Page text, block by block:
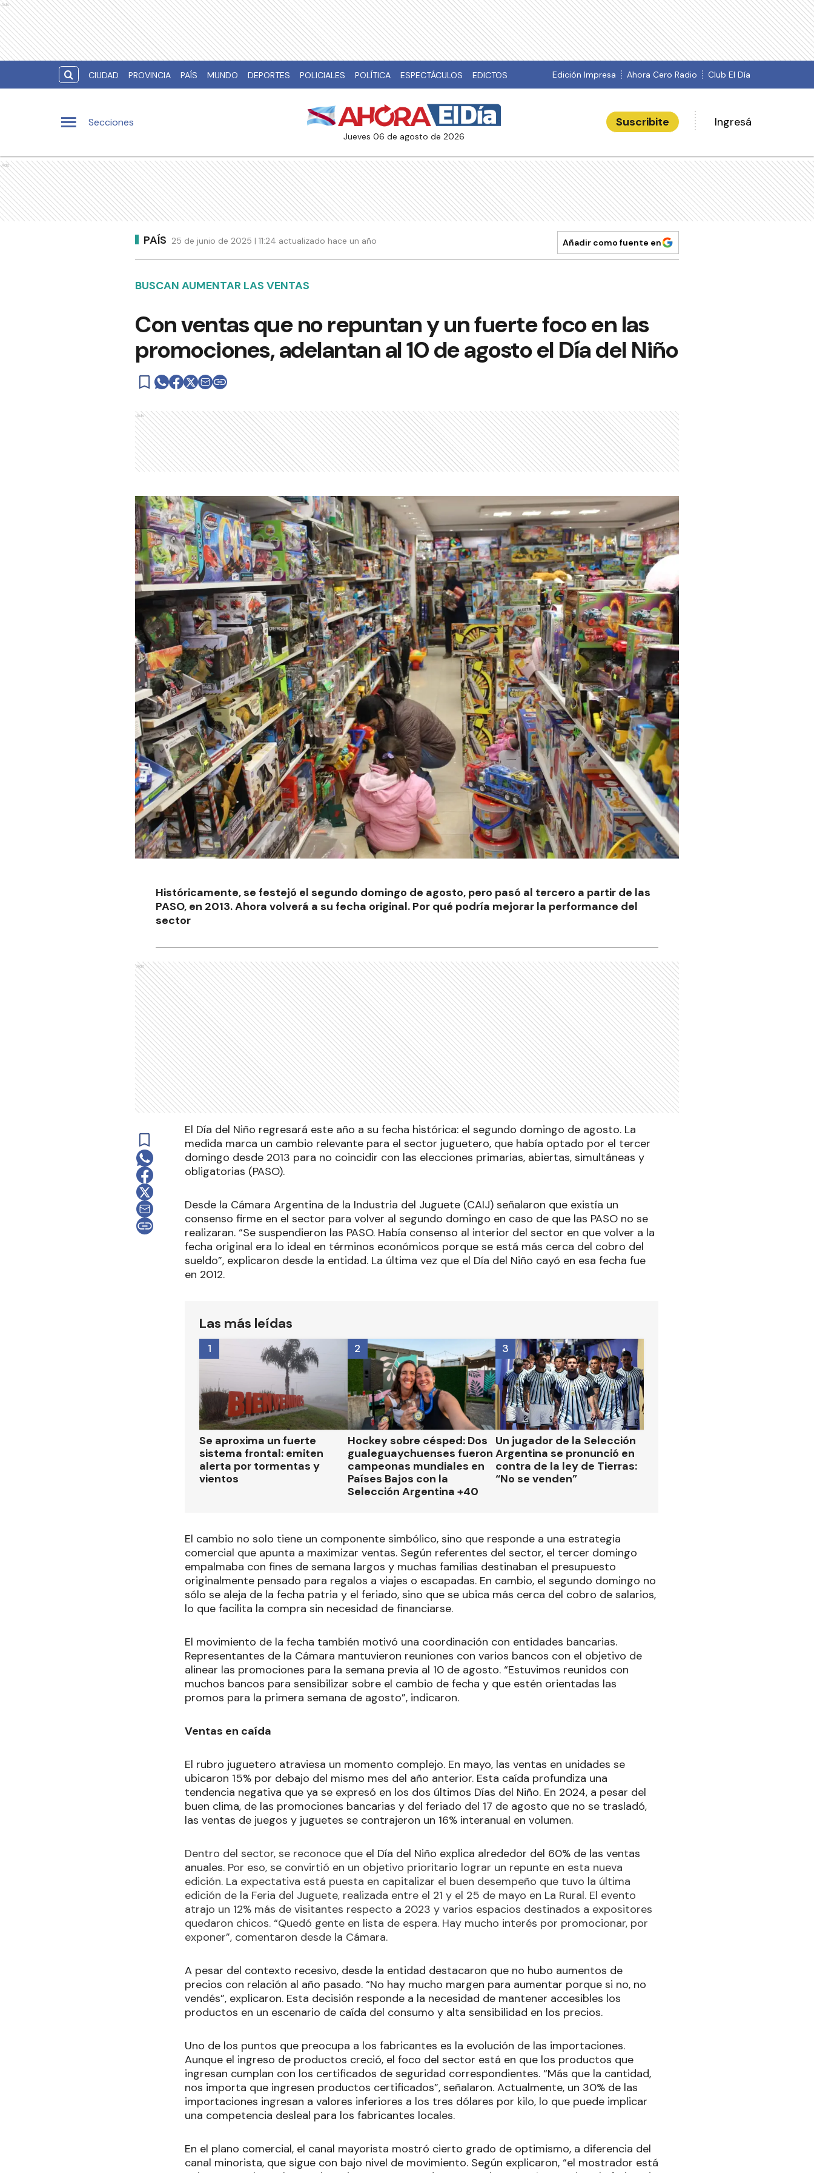
Ads
CIUDAD PROVINCIA PAÍS MUNDO DEPORTES POLICIALES POLÍTICA ESPECTÁCULOS EDICTOS Edición Impresa Ahora Cero Radio Club El Día
Secciones
jueves 06 de agosto de 2026
Suscribite Ingresá
Ads
PAÍS 25 de junio de 2025 | 11:24 actualizado hace un año Añadir como fuente en
BUSCAN AUMENTAR LAS VENTAS
Con ventas que no repuntan y un fuerte foco en las
promociones, adelantan al 10 de agosto el Día del Niño
Ads
Históricamente, se festejó el segundo domingo de agosto, pero pasó al tercero a partir de las
PASO, en 2013. Ahora volverá a su fecha original. Por qué podría mejorar la performance del
sector
Ads
El Día del Niño regresará este año a su fecha histórica: el segundo domingo de agosto. La
medida marca un cambio relevante para el sector juguetero, que había optado por el tercer
domingo desde 2013 para no coincidir con las elecciones primarias, abiertas, simultáneas y
obligatorias (PASO).
Desde la Cámara Argentina de la Industria del Juguete (CAIJ) señalaron que existía un
consenso firme en el sector para volver al segundo domingo en caso de que las PASO no se
realizaran. “Se suspendieron las PASO. Había consenso al interior del sector en que volver a la
fecha original era lo ideal en términos económicos porque se está más cerca del cobro del
sueldo”, explicaron desde la entidad. La última vez que el Día del Niño cayó en esa fecha fue
en 2012.
Las más leídas
Se aproxima un fuerte
sistema frontal: emiten
alerta por tormentas y
vientos
1
Hockey sobre césped: Dos
gualeguaychuenses fueron
campeonas mundiales en
Países Bajos con la
Selección Argentina +40
2
Un jugador de la Selección
Argentina se pronunció en
contra de la ley de Tierras:
“No se venden”
3
El cambio no solo tiene un componente simbólico, sino que responde a una estrategia
comercial que apunta a maximizar ventas. Según referentes del sector, el tercer domingo
empalmaba con fines de semana largos y muchas familias destinaban el presupuesto
originalmente pensado para regalos a viajes o escapadas. En cambio, el segundo domingo no
sólo se aleja de la fecha patria y el feriado, sino que se ubica más cerca del cobro de salarios,
lo que facilita la compra sin necesidad de financiarse.
El movimiento de la fecha también motivó una coordinación con entidades bancarias.
Representantes de la Cámara mantuvieron reuniones con varios bancos con el objetivo de
alinear las promociones para la semana previa al 10 de agosto. “Estuvimos reunidos con
muchos bancos para sensibilizar sobre el cambio de fecha y que estén orientadas las
promos para la primera semana de agosto”, indicaron.
Ventas en caída
El rubro juguetero atraviesa un momento complejo. En mayo, las ventas en unidades se
ubicaron 15% por debajo del mismo mes del año anterior. Esta caída profundiza una
tendencia negativa que ya se expresó en los dos últimos Días del Niño. En 2024, a pesar del
buen clima, de las promociones bancarias y del feriado del 17 de agosto que no se trasladó,
las ventas de juegos y juguetes se contrajeron un 16% interanual en volumen.
Dentro del sector, se reconoce que el Día del Niño explica alrededor del 60% de las ventas
anuales. Por eso, se convirtió en un objetivo prioritario lograr un repunte en esta nueva
edición. La expectativa está puesta en capitalizar el buen desempeño que tuvo la última
edición de la Feria del Juguete, realizada entre el 21 y el 25 de mayo en La Rural. El evento
atrajo un 12% más de visitantes respecto a 2023 y varios espacios destinados a expositores
quedaron chicos. “Quedó gente en lista de espera. Hay mucho interés por promocionar, por
exponer”, comentaron desde la Cámara.
A pesar del contexto recesivo, desde la entidad destacaron que no hubo aumentos de
precios con relación al año pasado. “No hay mucho margen para aumentar porque si no, no
vendés”, explicaron. Esta decisión responde a la necesidad de mantener accesibles los
productos en un escenario de caída del consumo y alta sensibilidad en los precios.
Uno de los puntos que preocupa a los fabricantes es la evolución de las importaciones.
Aunque el ingreso de productos creció, el foco del sector está en que los productos que
ingresan cumplan con los certificados de seguridad correspondientes. “Más que la cantidad,
nos importa que ingresen productos certificados”, señalaron. Actualmente, un 30% de las
importaciones ingresan a valores inferiores a los tres dólares por kilo, lo que puede implicar
una competencia desleal para los fabricantes locales.
En el plano comercial, el canal mayorista mostró cierto grado de optimismo, a diferencia del
canal minorista, que sigue con bajo nivel de movimiento. Según explicaron, “el mostrador está